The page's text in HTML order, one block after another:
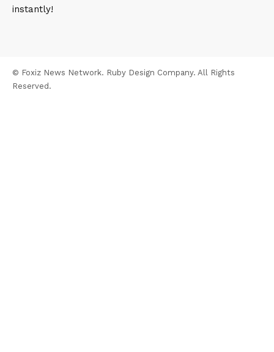
instantly!
© Foxiz News Network. Ruby Design Company. All Rights
Reserved.